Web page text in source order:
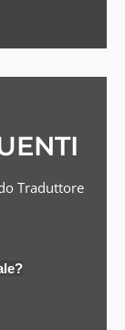
Traduttore